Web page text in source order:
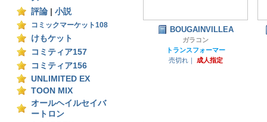
評論
小説
コミックマーケット108
けもケット
コミティア157
コミティア156
UNLIMITED EX
TOON MIX
オールヘイルセイバ
ートロン
BOUGAINVILLEA
ガラコン
トランスフォーマー
売切れ｜
成人指定